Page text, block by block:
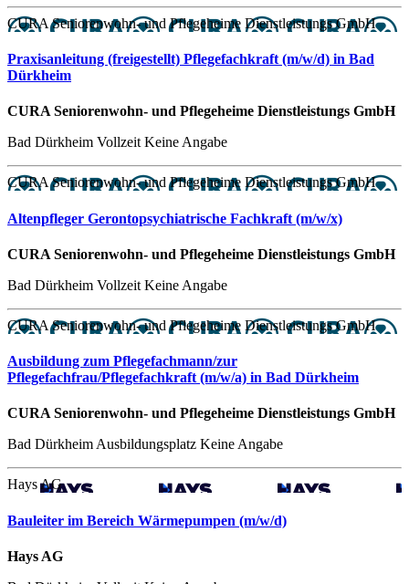
CURA Seniorenwohn- und Pflegeheime Dienstleistungs GmbH
Praxisanleitung (freigestellt) Pflegefachkraft (m/w/d) in Bad
Dürkheim
CURA Seniorenwohn- und Pflegeheime Dienstleistungs GmbH
Bad Dürkheim VollzeitKeine Angabe
CURA Seniorenwohn- und Pflegeheime Dienstleistungs GmbH
Altenpfleger Gerontopsychiatrische Fachkraft (m/w/x)
CURA Seniorenwohn- und Pflegeheime Dienstleistungs GmbH
Bad Dürkheim Vollzeit Keine Angabe
CURA Seniorenwohn- und Pflegeheime Dienstleistungs GmbH
Ausbildung zum Pflegefachmann/zur
Pflegefachfrau/Pflegefachkraft (m/w/a) in Bad Dürkheim
CURA Seniorenwohn- und Pflegeheime Dienstleistungs GmbH
Bad DürkheimAusbildungsplatz Keine Angabe
Hays AG
Bauleiter im Bereich Wärmepumpen (m/w/d)
Hays AG